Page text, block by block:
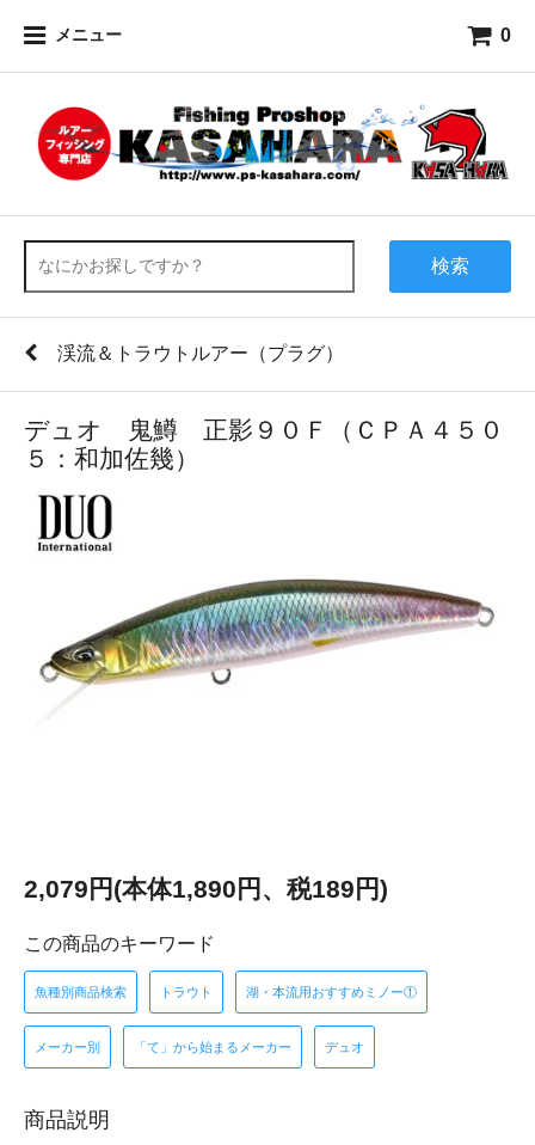
メニュー 0
検索
渓流＆トラウトルアー（プラグ）
デュオ 鬼鱒 正影９０Ｆ（ＣＰＡ４５０
５：和加佐幾）
2,079円(本体1,890円、税189円)
この商品のキーワード
魚種別商品検索 トラウト 湖・本流用おすすめミノー①
メーカー別 「て」から始まるメーカー デュオ
商品説明